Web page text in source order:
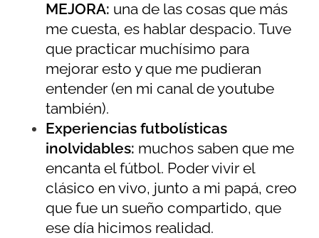
MEJORA: una de las cosas que más
me cuesta, es hablar despacio. Tuve
que practicar muchísimo para
mejorar esto y que me pudieran
entender (en mi canal de youtube
también).
Experiencias futbolísticas
inolvidables: muchos saben que me
encanta el fútbol. Poder vivir el
clásico en vivo, junto a mi papá, creo
que fue un sueño compartido, que
ese día hicimos realidad.